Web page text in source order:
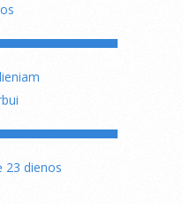
23 dienos